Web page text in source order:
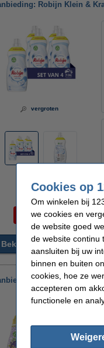
Robijn Klein &
vergroten
Per Wasbeurt
€ 0,265
Bekijk alternatieven
Robijn Klein &
Cookies op
Om winkelen bij
we cookies en
de website goed
de website continu
aansluiten bij uw
binnen en buiten
cookies, hoe ze
accepteren om
functionele en